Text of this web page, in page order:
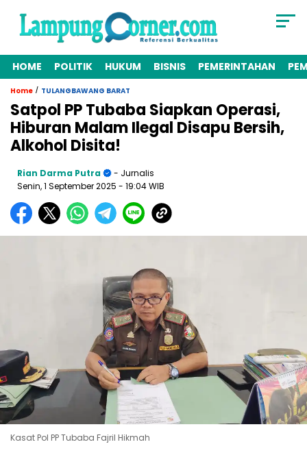
HOME POLITIK HUKUM BISNIS PEMERINTAHAN
Home / TULANGBAWANG BARAT
Satpol PP Tubaba Siapkan Operasi,
Hiburan Malam Ilegal Disapu Bersih,
Alkohol Disita!
Rian Darma Putra
- Jurnalis
Senin, 1 September 2025 - 19:04 WIB
Kasat Pol PP Tubaba Fajril Hikmah